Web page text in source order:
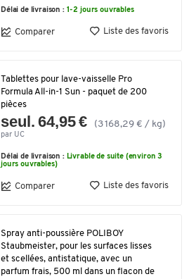
Délai de livraison : 1-2 jours ouvrables
Comparer Liste des favoris
Tablettes pour lave-vaisselle Pro
Formula All-in-1 Sun - paquet de 200
pièces
seul. 64,95 € (3 168,29 € / kg)
par UC
Délai de livraison : Livrable de suite (environ 3
jours ouvrables)
Comparer Liste des favoris
Spray anti-poussière POLIBOY
Staubmeister, pour les surfaces lisses
et scellées, antistatique, avec un
parfum frais, 500 ml dans un flacon de